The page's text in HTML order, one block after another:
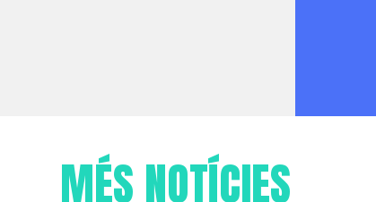
MÉS NOTÍCIES